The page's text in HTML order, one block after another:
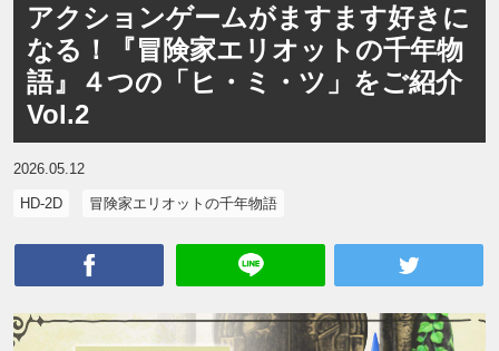
ミュージック
グッズ
ストア
動画
会社情報 採用情報
SQUARE ENIX サイト内検索
アクションゲームがますます好きに
なる！『冒険家エリオットの千年物
語』４つの「ヒ・ミ・ツ」をご紹介
Vol.2
2026.05.12
HD-2D 冒険家エリオットの千年物語